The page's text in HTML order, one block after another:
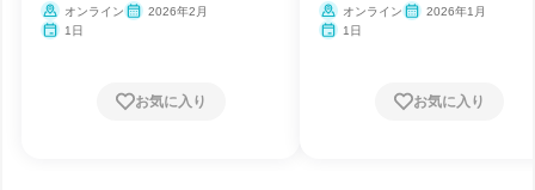
談
オンライン
2026年2月
1日
お気に入り
オンライン
2026年1月
1日
お気に入り